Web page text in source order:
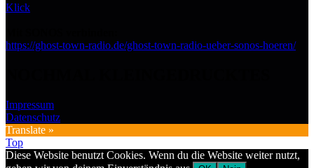
Klick
https://ghost-town-radio.de/ghost-town-radio-ueber-sonos-hoeren/
Impressum
Datenschutz
Translate »
Top
Diese Website benutzt Cookies. Wenn du die Website weiter nutzt,